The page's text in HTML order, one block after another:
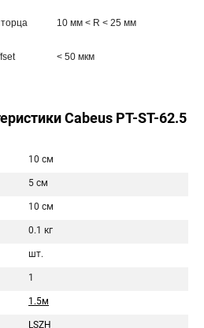
10 мм < R < 25 мм
< 50 мкм
Cabeus PT-ST-62.5
10 см
5 см
10 см
0.1 кг
шт.
1
1.5м
LSZH